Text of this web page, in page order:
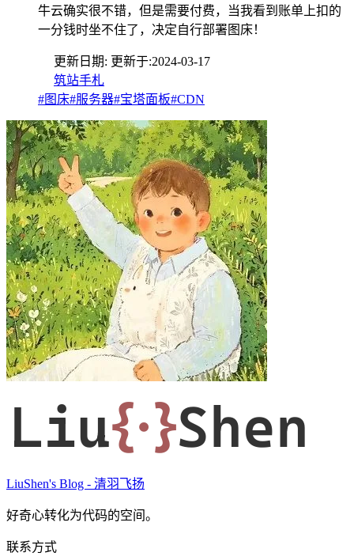
牛云确实很不错，但是需要付费，当我看到账单上扣的
一分钱时坐不住了，决定自行部署图床！
更新日期: 更新于:2024-03-17
筑站手札
#图床#服务器#宝塔面板#CDN
Liu{·}Shen
LiuShen's Blog - 清羽飞扬
好奇心转化为代码的空间。
联系方式